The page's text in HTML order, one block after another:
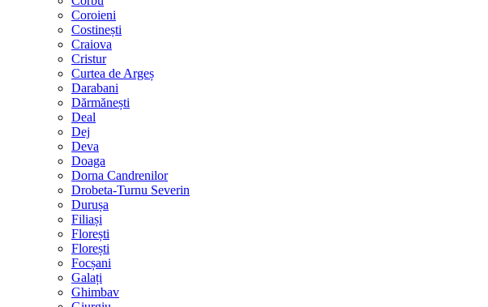
Coroieni
Costinești
Craiova
Cristur
Curtea de Argeș
Darabani
Dărmănești
Deal
Dej
Deva
Doaga
Dorna Candrenilor
Drobeta-Turnu Severin
Durușa
Filiași
Florești
Florești
Focșani
Galați
Ghimbav